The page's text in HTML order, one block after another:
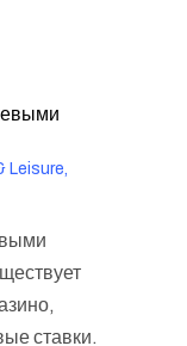
Leisure,
ставки.